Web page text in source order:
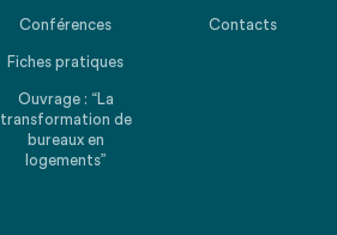
Conférences
Fiches pratiques
Ouvrage : “La
transformation de
bureaux en
logements”
Contacts